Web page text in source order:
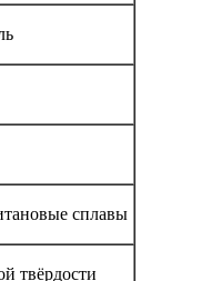
сплавы
твёрдости